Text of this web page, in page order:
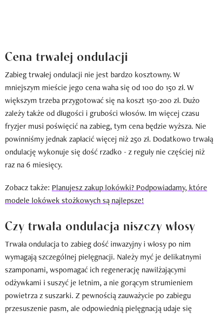
Cena trwałej ondulacji
Zabieg trwałej ondulacji nie jest bardzo kosztowny. W
mniejszym mieście jego cena waha się od 100 do 150 zł. W
większym trzeba przygotować się na koszt 150-200 zł. Dużo
zależy także od długości i grubości włosów. Im więcej czasu
fryzjer musi poświęcić na zabieg, tym cena będzie wyższa. Nie
powinniśmy jednak zapłacić więcej niż 250 zł. Dodatkowo trwałą
ondulację wykonuje się dość rzadko - z reguły nie częściej niż
raz na 6 miesięcy.
Zobacz także: Planujesz zakup lokówki? Podpowiadamy, które
modele lokówek stożkowych są najlepsze!
Czy trwała ondulacja niszczy włosy
Trwała ondulacja to zabieg dość inwazyjny i włosy po nim
wymagają szczególnej pielęgnacji. Należy myć je delikatnymi
szamponami, wspomagać ich regenerację nawilżającymi
odżywkami i suszyć je letnim, a nie gorącym strumieniem
powietrza z suszarki. Z pewnością zauważycie po zabiegu
przesuszenie pasm, ale odpowiednią pielęgnacją udaje się